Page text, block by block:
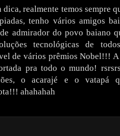
dica, realmente temos sempre
tenho vários amigos
admirador do povo baiano
tecnológicas de
de vários prêmios Nobel!!!
pra todo o mundo!
o acarajé e o vatapá
ahahahah